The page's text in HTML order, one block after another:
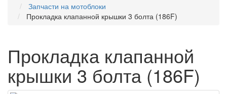
Запчасти на мотоблоки
Прокладка клапанной крышки 3 болта (186F)
Прокладка клапанной
крышки 3 болта (186F)